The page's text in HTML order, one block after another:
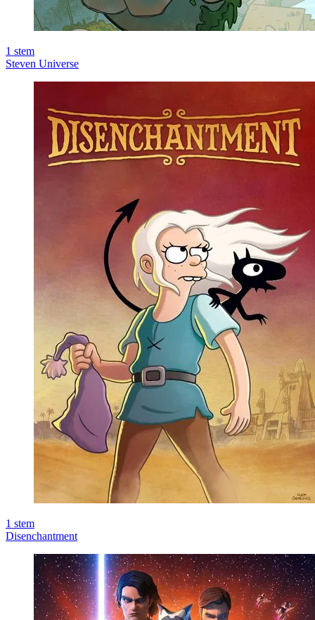
1 stem
Steven Universe
1 stem
Disenchantment